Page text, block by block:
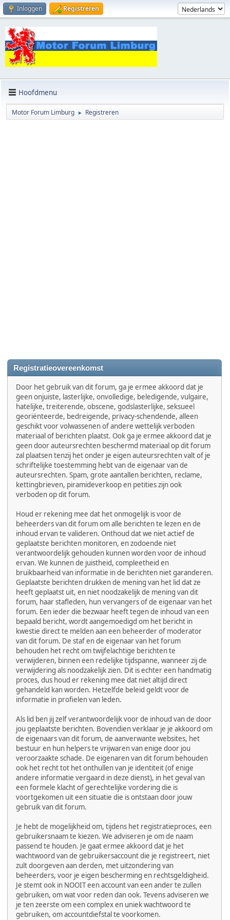
Inloggen Registreren
Hoofdmenu
Motor Forum Limburg ► Registreren
Registratieovereenkomst
Door het gebruik van dit forum, ga je ermee akkoord dat je
geen onjuiste, lasterlijke, onvolledige, beledigende, vulgaire,
hatelijke, treiterende, obscene, godslasterlijke, seksueel
georiënteerde, bedreigende, privacy-schendende, alleen
geschikt voor volwassenen of andere wettelijk verboden
materiaal of berichten plaatst. Ook ga je ermee akkoord dat je
geen door auteursrechten beschermd materiaal op dit forum
zal plaatsen tenzij het onder je eigen auteursrechten valt of je
schriftelijke toestemming hebt van de eigenaar van de
auteursrechten. Spam, grote aantallen berichten, reclame,
kettingbrieven, piramideverkoop en petities zijn ook
verboden op dit forum.
Houd er rekening mee dat het onmogelijk is voor de
beheerders van dit forum om alle berichten te lezen en de
inhoud ervan te valideren. Onthoud dat we niet actief de
geplaatste berichten monitoren, en zodoende niet
verantwoordelijk gehouden kunnen worden voor de inhoud
ervan. We kunnen de juistheid, compleetheid en
bruikbaarheid van informatie in de berichten niet garanderen.
Geplaatste berichten drukken de mening van het lid dat ze
heeft geplaatst uit, en niet noodzakelijk de mening van dit
forum, haar stafleden, hun vervangers of de eigenaar van het
forum. Een ieder die bezwaar heeft tegen de inhoud van een
bepaald bericht, wordt aangemoedigd om het bericht in
kwestie direct te melden aan een beheerder of moderator
van dit forum. De staf en de eigenaar van het forum
behouden het recht om twijfelachtige berichten te
verwijderen, binnen een redelijke tijdspanne, wanneer zij de
verwijdering als noodzakelijk zien. Dit is echter een handmatig
proces, dus houd er rekening mee dat niet altijd direct
gehandeld kan worden. Hetzelfde beleid geldt voor de
informatie in profielen van leden.
Als lid ben jij zelf verantwoordelijk voor de inhoud van de door
jou geplaatste berichten. Bovendien verklaar je je akkoord om
de eigenaars van dit forum, de aanverwante websites, het
bestuur en hun helpers te vrijwaren van enige door jou
veroorzaakte schade. De eigenaren van dit forum behouden
ook het recht tot het onthullen van je identiteit (of enige
andere informatie vergaard in deze dienst), in het geval van
een formele klacht of gerechtelijke vordering die is
voortgekomen uit een situatie die is ontstaan door jouw
gebruik van dit forum.
Je hebt de mogelijkheid om, tijdens het registratieproces, een
gebruikersnaam te kiezen. We adviseren je om de naam
passend te houden. Je gaat ermee akkoord dat je het
wachtwoord van de gebruikersaccount die je registreert, niet
zult doorgeven aan derden, met uitzondering van
beheerders, voor je eigen bescherming en rechtsgeldigheid.
Je stemt ook in NOOIT een account van een ander te zullen
gebruiken, om wat voor reden dan ook. Tevens adviseren we
je ten zeerste om een complex en uniek wachtwoord te
gebruiken, om accountdiefstal te voorkomen.